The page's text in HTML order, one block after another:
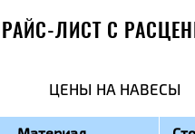
ЛИСТ С
ЦЕНЫ НА НАВЕСЫ